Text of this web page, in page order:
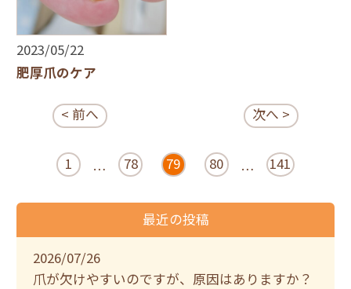
2023/05/22
肥厚爪のケア
< 前へ
1 … 78 79 80 … 141
次へ >
最近の投稿
2026/07/26
爪が欠けやすいのですが、原因はありますか？